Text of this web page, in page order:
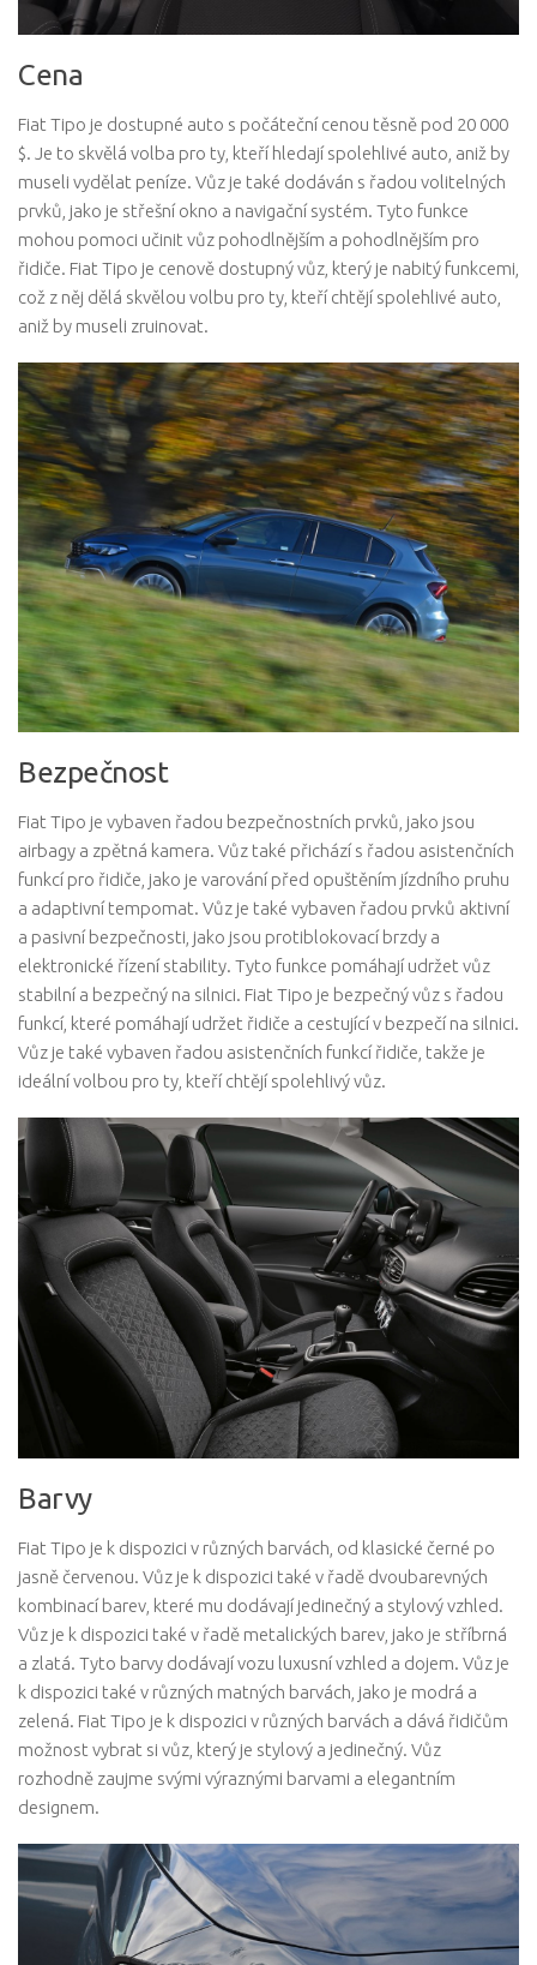
Cena
Fiat Tipo je dostupné auto s počáteční cenou těsně pod 20 000
$. Je to skvělá volba pro ty, kteří hledají spolehlivé auto, aniž by
museli vydělat peníze. Vůz je také dodáván s řadou volitelných
prvků, jako je střešní okno a navigační systém. Tyto funkce
mohou pomoci učinit vůz pohodlnějším a pohodlnějším pro
řidiče. Fiat Tipo je cenově dostupný vůz, který je nabitý funkcemi,
což z něj dělá skvělou volbu pro ty, kteří chtějí spolehlivé auto,
aniž by museli zruinovat.
Bezpečnost
Fiat Tipo je vybaven řadou bezpečnostních prvků, jako jsou
airbagy a zpětná kamera. Vůz také přichází s řadou asistenčních
funkcí pro řidiče, jako je varování před opuštěním jízdního pruhu
a adaptivní tempomat. Vůz je také vybaven řadou prvků aktivní
a pasivní bezpečnosti, jako jsou protiblokovací brzdy a
elektronické řízení stability. Tyto funkce pomáhají udržet vůz
stabilní a bezpečný na silnici. Fiat Tipo je bezpečný vůz s řadou
funkcí, které pomáhají udržet řidiče a cestující v bezpečí na silnici.
Vůz je také vybaven řadou asistenčních funkcí řidiče, takže je
ideální volbou pro ty, kteří chtějí spolehlivý vůz.
Barvy
Fiat Tipo je k dispozici v různých barvách, od klasické černé po
jasně červenou. Vůz je k dispozici také v řadě dvoubarevných
kombinací barev, které mu dodávají jedinečný a stylový vzhled.
Vůz je k dispozici také v řadě metalických barev, jako je stříbrná
a zlatá. Tyto barvy dodávají vozu luxusní vzhled a dojem. Vůz je
k dispozici také v různých matných barvách, jako je modrá a
zelená. Fiat Tipo je k dispozici v různých barvách a dává řidičům
možnost vybrat si vůz, který je stylový a jedinečný. Vůz
rozhodně zaujme svými výraznými barvami a elegantním
designem.